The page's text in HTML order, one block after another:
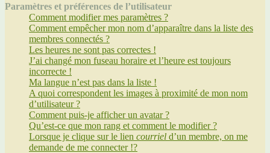
Paramètres et préférences de l’utilisateur
Comment modifier mes paramètres ?
Comment empêcher mon nom d’apparaître dans la liste des
membres connectés ?
Les heures ne sont pas correctes !
J’ai changé mon fuseau horaire et l’heure est toujours
incorrecte !
Ma langue n’est pas dans la liste !
A quoi correspondent les images à proximité de mon nom
d’utilisateur ?
Comment puis-je afficher un avatar ?
Qu’est-ce que mon rang et comment le modifier ?
Lorsque je clique sur le lien courriel d’un membre, on me
demande de me connecter !?